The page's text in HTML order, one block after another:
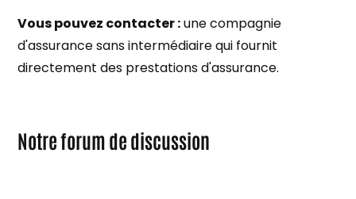
Vous pouvez contacter :une compagnie
d'assurance sans intermédiaire qui fournit
directement des prestations d'assurance.
Notre forum de discussion